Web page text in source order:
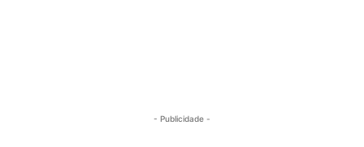
- Publicidade -